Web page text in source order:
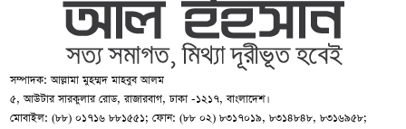
সম্পাদক: আল্লামা মুহম্মদ মাহবুব আলম
৫, আউটার সারকুলার রোড, রাজারবাগ, ঢাকা -১২১৭, বাংলাদেশ।
মোবাইল: (৮৮) ০১৭১৬ ৮৮১৫৫১; ফোন: (৮৮ ০২) ৮৩১৭০১৯, ৮৩১৪৮৪৮, ৮৩১৬৯৫৮;